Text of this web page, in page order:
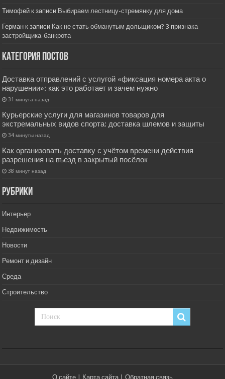
Тимофей к записи Выбираем лестницу-стремянку для дома
Герман к записи Как не стать обманутым дольщиком? 3 признака
застройщика-банкрота
Категория постов
Доставка отправлений с услугой «фиксация номера акта о
нарушении»: как это работает и зачем нужно
31 минута назад
Курьерские услуги для магазинов товаров для
экстремальных видов спорта: доставка шлемов и защиты
34 минуты назад
Как организовать доставку с учётом времени действия
разрешения на въезд в закрытый посёлок
38 минут назад
РУбрики
Интерьер
Недвижимость
Новости
Ремонт и дизайн
Среда
Строительство
О сайте Карта сайта Обратная связь